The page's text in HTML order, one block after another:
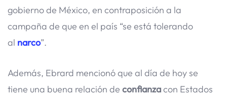
gobierno de México, en contraposición a la
campaña de que en el país “se está tolerando
al narco”.
Además, Ebrard mencionó que al día de hoy se
tiene una buena relación de confianzacon Estados